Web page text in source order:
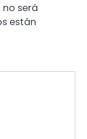
será
están